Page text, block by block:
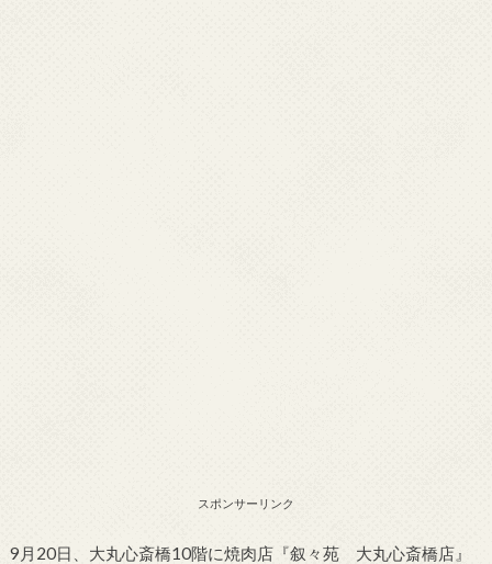
スポンサーリンク
9月20日、大丸心斎橋10階に焼肉店『叙々苑 大丸心斎橋店』